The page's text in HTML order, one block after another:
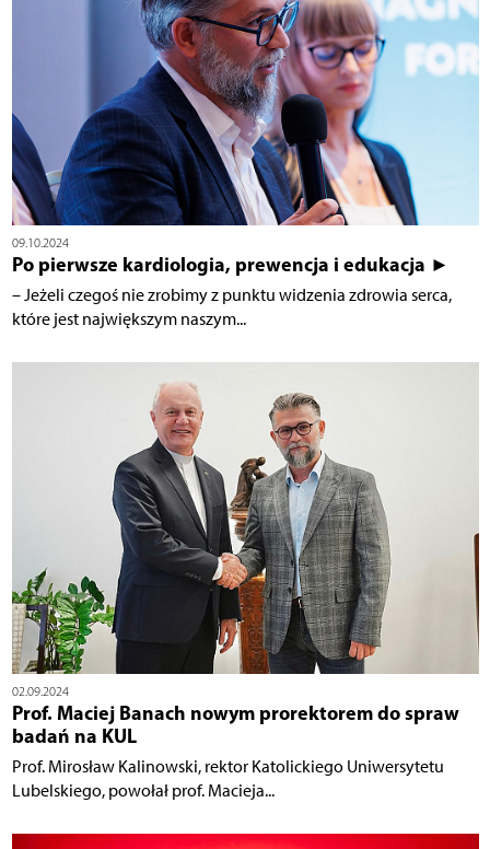
09.10.2024
Po pierwsze kardiologia, prewencja i edukacja ►
– Jeżeli czegoś nie zrobimy z punktu widzenia zdrowia serca,
które jest największym naszym...
02.09.2024
Prof. Maciej Banach nowym prorektorem do spraw
badań na KUL
Prof. Mirosław Kalinowski, rektor Katolickiego Uniwersytetu
Lubelskiego, powołał prof. Macieja...